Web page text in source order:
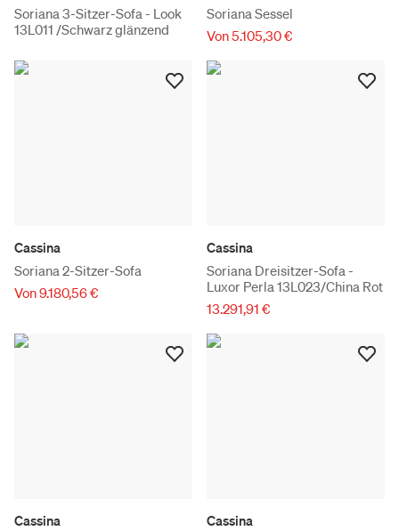
Soriana 3-Sitzer-Sofa - Look
13L011 /Schwarz glänzend
Soriana Sessel
Von 5.105,30 €
Cassina
Soriana 2-Sitzer-Sofa
Von 9.180,56 €
Cassina
Soriana Dreisitzer-Sofa -
Luxor Perla 13L023/China Rot
13.291,91 €
Cassina
Cassina